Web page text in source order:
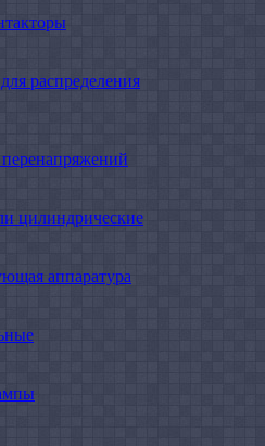
распределения
цилиндрические
аппаратура